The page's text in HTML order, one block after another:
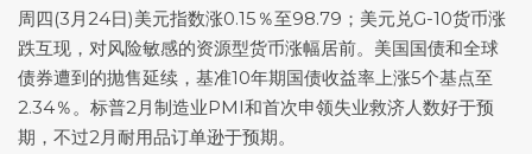
周四(3月24日)美元指数涨0.15％至98.79；美元兑G-10货币涨
跌互现，对风险敏感的资源型货币涨幅居前。美国国债和全球
债券遭到的抛售延续，基准10年期国债收益率上涨5个基点至
2.34％。标普2月制造业PMI和首次申领失业救济人数好于预
期，不过2月耐用品订单逊于预期。